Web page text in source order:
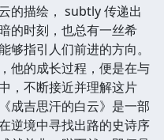
的描绘， subtly 传递出
的时刻，也总有一丝希
够指引人们前进的方向。
他的成长过程，便是在与
，不断接近并理解这片
成吉思汗的白云》是一部
逆境中寻找出路的史诗序